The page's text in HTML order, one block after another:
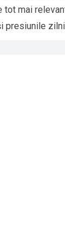
mai
presiunile